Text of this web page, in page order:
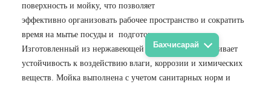
Бахчисарай
поверхность и мойку, что позволяет
эффективно организовать рабочее пространство и сократить
время на мытье посуды и подготовку продуктов.
Изготовленный из нержавеющей стали, стол обеспечивает
устойчивость к воздействию влаги, коррозии и химических
веществ. Мойка выполнена с учетом санитарных норм и